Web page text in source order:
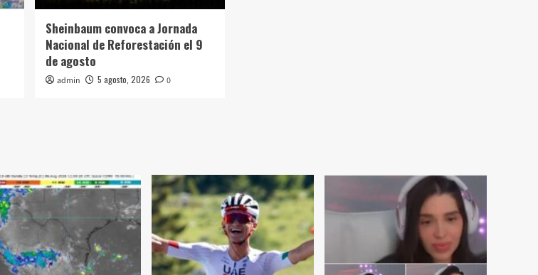
Sheinbaum convoca a Jornada
Nacional de Reforestación el 9
de agosto
admin 5 agosto, 2026 0